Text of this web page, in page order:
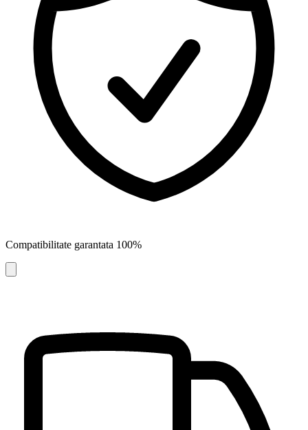
Compatibilitate garantata 100%